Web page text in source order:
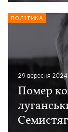
29 вересня 2024
Помер
ПОЛІТИКА